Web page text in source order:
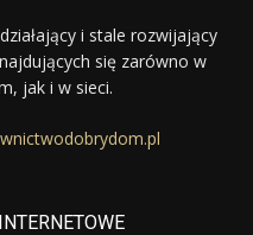
i stale rozwijający
się zarówno w
jak i w sieci.